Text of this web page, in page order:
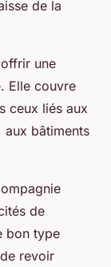
de la
une
Elle couvre
ceux liés aux
aux bâtiments
de
bon type
revoir